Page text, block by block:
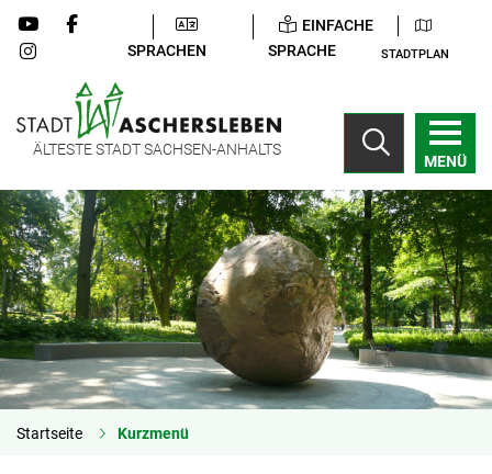
SPRACHEN
EINFACHE
SPRACHE
STADTPLAN
ÄLTESTE STADT SACHSEN-ANHALTS
MENÜ
Startseite Kurzmenü